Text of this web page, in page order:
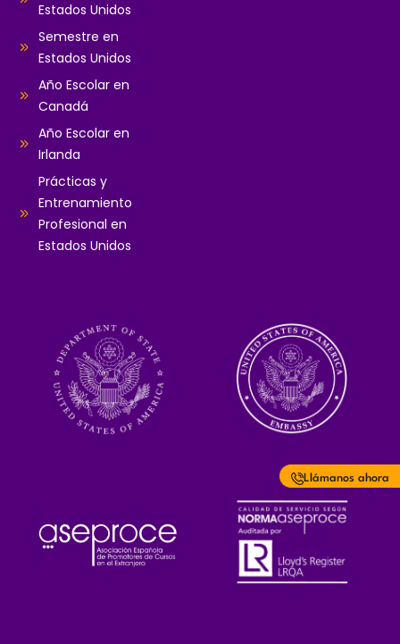
Llámanos ahora
Estados Unidos
Semestre en
Estados Unidos
Año Escolar en
Canadá
Año Escolar en
Irlanda
Prácticas y
Entrenamiento
Profesional en
Estados Unidos